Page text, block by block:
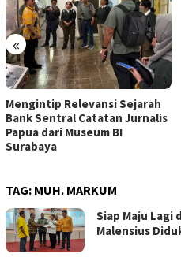
«
Mengintip Relevansi Sejarah
Bank Sentral Catatan Jurnalis
Papua dari Museum BI
Surabaya
TAG: MUH. MARKUM
Siap Maju Lagi
Malensius